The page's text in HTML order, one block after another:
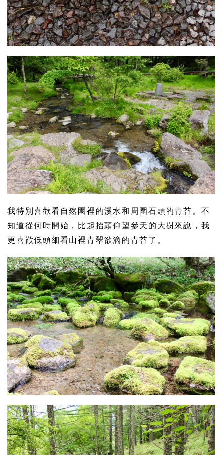
我特別喜歡看自然園裡的溪水和周圍石頭的青苔。不
知道從何時開始，比起抬頭仰望參天的大樹來說，我
更喜歡低頭細看山裡青翠欲滴的青苔了。